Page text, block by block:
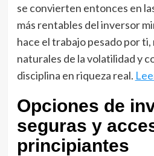
se convierten entonces en
más rentables del inversor
hace el trabajo pesado por
naturales de la volatilidad y
disciplina en riqueza real.
Opciones de
seguras y
principiantes